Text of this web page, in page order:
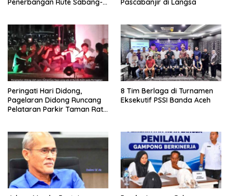
Penerbangan Rute Sabang-
Pascabanjir di Langsa
Peringati Hari Didong,
Pagelaran Didong Runcang
Pelataran Parkir Taman Ratu
8 Tim Berlaga di Turnamen
Eksekutif PSSI Banda Aceh